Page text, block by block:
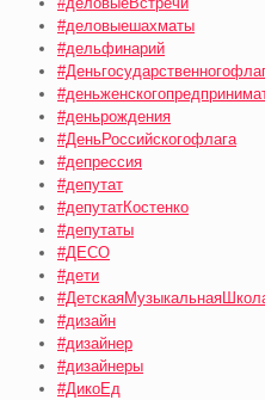
#деловыешахматы
#дельфинарий
#деньрождения
#ДеньРоссийскогофлага
#депрессия
#депутат
#депутатКостенко
#депутаты
#ДЕСО
#дети
#дизайн
#дизайнер
#дизайнеры
#ДикоЕд